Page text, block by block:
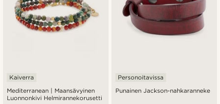
Mediterranean | Maansävyinen
Luonnonkivi Helmirannekorusetti
Kaiverra
Punainen Jackson-nahkaranneke
Personoitavissa